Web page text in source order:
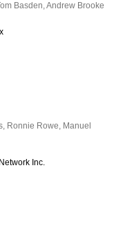
Basden,Andrew Brooke
, Ronnie Rowe, Manuel
Inc.